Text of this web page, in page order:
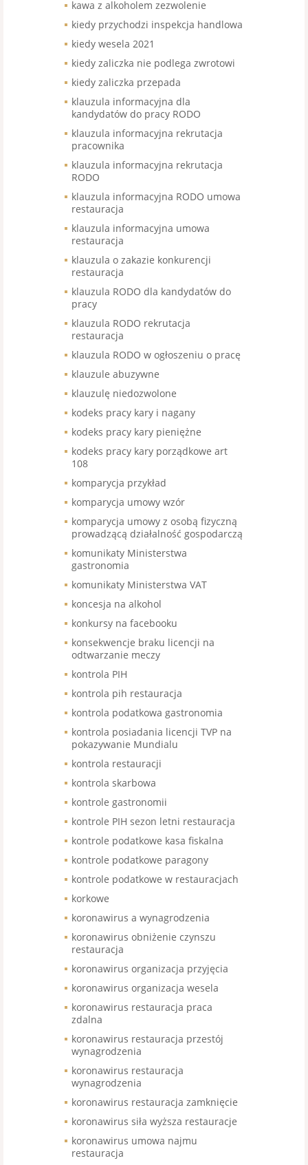
kawa z alkoholem zezwolenie
kiedy przychodzi inspekcja handlowa
kiedy wesela 2021
kiedy zaliczka nie podlega zwrotowi
kiedy zaliczka przepada
klauzula informacyjna dla
kandydatów do pracy RODO
klauzula informacyjna rekrutacja
pracownika
klauzula informacyjna rekrutacja
RODO
klauzula informacyjna RODO umowa
restauracja
klauzula informacyjna umowa
restauracja
klauzula o zakazie konkurencji
restauracja
klauzula RODO dla kandydatów do
pracy
klauzula RODO rekrutacja
restauracja
klauzula RODO w ogłoszeniu o pracę
klauzule abuzywne
klauzulę niedozwolone
kodeks pracy kary i nagany
kodeks pracy kary pieniężne
kodeks pracy kary porządkowe art
108
komparycja przykład
komparycja umowy wzór
komparycja umowy z osobą fizyczną
prowadzącą działalność gospodarczą
komunikaty Ministerstwa
gastronomia
komunikaty Ministerstwa VAT
koncesja na alkohol
konkursy na facebooku
konsekwencje braku licencji na
odtwarzanie meczy
kontrola PIH
kontrola pih restauracja
kontrola podatkowa gastronomia
kontrola posiadania licencji TVP na
pokazywanie Mundialu
kontrola restauracji
kontrola skarbowa
kontrole gastronomii
kontrole PIH sezon letni restauracja
kontrole podatkowe kasa fiskalna
kontrole podatkowe paragony
kontrole podatkowe w restauracjach
korkowe
koronawirus a wynagrodzenia
koronawirus obniżenie czynszu
restauracja
koronawirus organizacja przyjęcia
koronawirus organizacja wesela
koronawirus restauracja praca
zdalna
koronawirus restauracja przestój
wynagrodzenia
koronawirus restauracja
wynagrodzenia
koronawirus restauracja zamknięcie
koronawirus siła wyższa restauracje
koronawirus umowa najmu
restauracja